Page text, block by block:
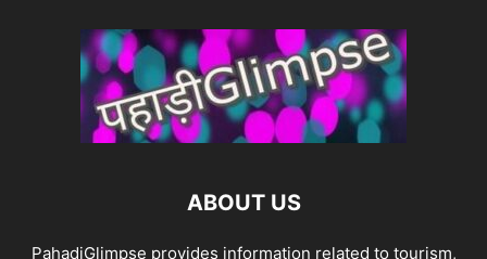
ABOUT US
PahadiGlimpse provides information related to tourism,